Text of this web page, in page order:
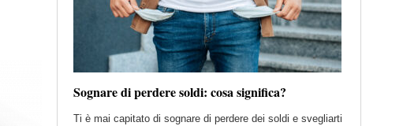
Sognare di perdere soldi: cosa significa?
Ti è mai capitato di sognare di perdere dei soldi e svegliarti